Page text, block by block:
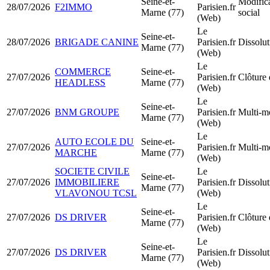
28/07/2026 F2IMMO
Marne (77)
Parisien.fr
(Web)
social
28/07/2026 BRIGADE CANINE
Seine-et-
Marne (77)
Le
Parisien.fr
(Web)
27/07/2026
COMMERCE
HEADLESS
Seine-et-
Marne (77)
Le
Parisien.fr
(Web)
Clôture
27/07/2026 BNM GROUPE
Seine-et-
Marne (77)
Le
Parisien.fr
(Web)
Multi-
27/07/2026
AUTO ECOLE DU
MARCHE
Seine-et-
Marne (77)
Le
Parisien.fr
(Web)
Multi-
27/07/2026
SOCIETE CIVILE
IMMOBILIERE
VLAVONOU TCSL
Seine-et-
Marne (77)
Le
Parisien.fr
(Web)
27/07/2026 DS DRIVER
Seine-et-
Marne (77)
Le
Parisien.fr
(Web)
Clôture
27/07/2026 DS DRIVER
Seine-et-
Marne (77)
Le
Parisien.fr
(Web)